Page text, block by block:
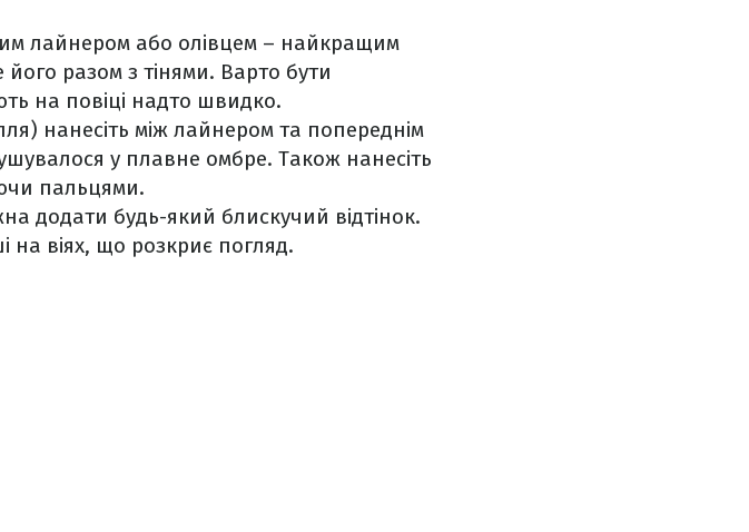
лайнером або олівцем – найкращим
разом з тінями. Варто бути
на повіці надто швидко.
нанесіть між лайнером та попереднім
у плавне омбре. Також нанесіть
пальцями.
додати будь-який блискучий відтінок.
на віях, що розкриє погляд.